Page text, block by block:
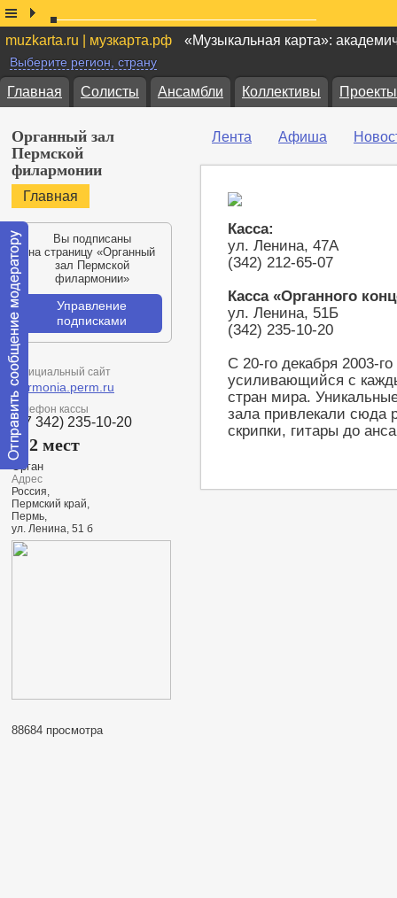
muzkarta.ru | музкарта.рф «Музыкальная карта»:
Выберите регион, страну
Главная Солисты Ансамбли Коллективы Проекты
Органный зал
Пермской
филармонии
Главная
Вы подписаны
на страницу «Органный
зал Пермской
филармонии»
Управление
подписками
Официальный сайт
filarmonia.perm.ru
Телефон кассы
(+7 342) 235-10-20
412 мест
Орган
Адрес
Россия,
Пермский край,
Пермь,
ул. Ленина, 51 б
88684 просмотра
Лента Афиша
Касса:
ул. Ленина, 47А
(342) 212-65-07
Касса «Органного
ул. Ленина, 51Б
(342) 235-10-20
С 20-го декабря 2003-
усиливающийся с
стран мира.
зала привлекали сюда
скрипки, гитары до
Отправить
сообщение
модератору